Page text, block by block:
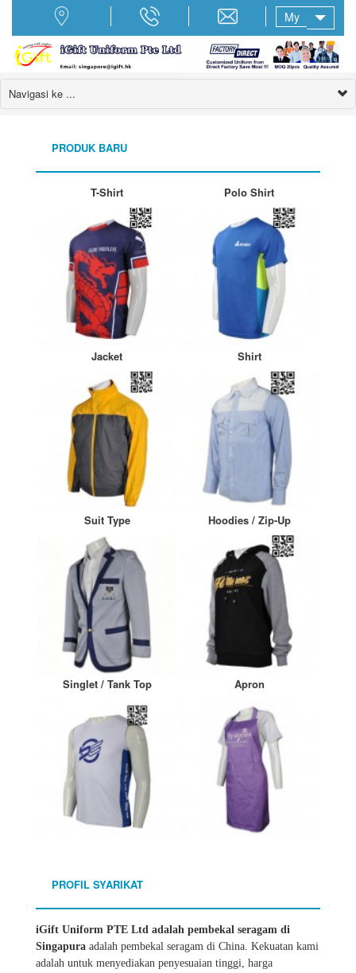
My
Navigasi ke ...
PRODUK BARU
T-Shirt Polo Shirt
Jacket Shirt
Suit Type Hoodies / Zip-Up
Singlet / Tank Top Apron
PROFIL SYARIKAT
iGift Uniform PTE Ltd adalah pembekal seragam di
Singapura adalah pembekal seragam di China. Kekuatan kami
adalah untuk menyediakan penyesuaian tinggi, harga